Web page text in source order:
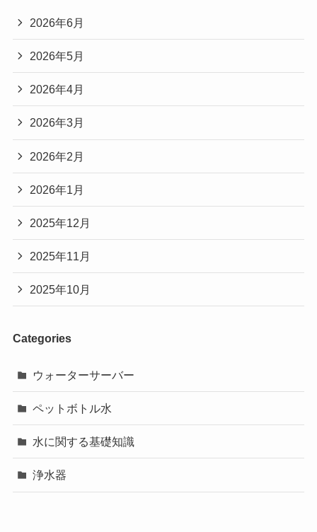
2026年6月
2026年5月
2026年4月
2026年3月
2026年2月
2026年1月
2025年12月
2025年11月
2025年10月
Categories
ウォーターサーバー
ペットボトル水
水に関する基礎知識
浄水器